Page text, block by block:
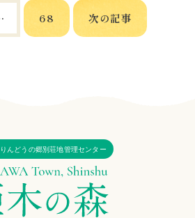
68 次の記事
んどうの郷別荘地管理センター